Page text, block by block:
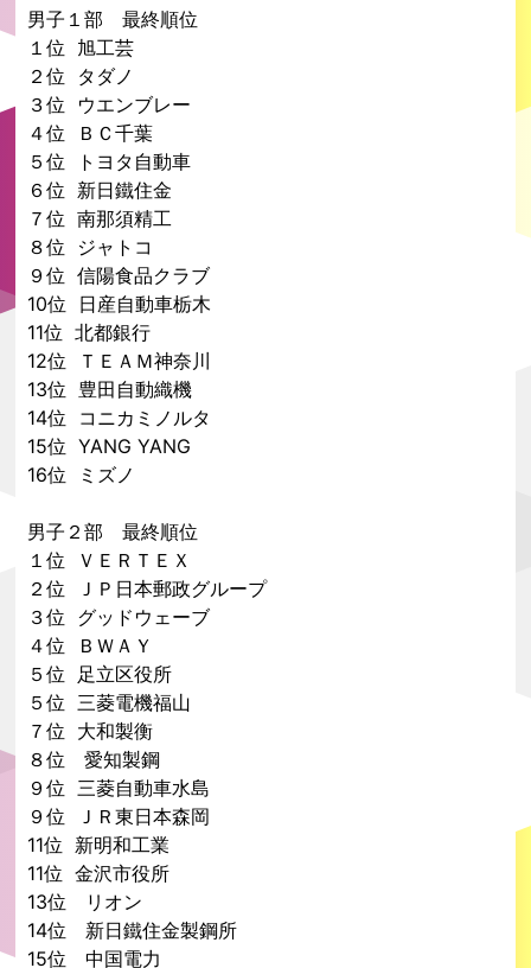
男子１部 最終順位
１位 旭工芸
２位 タダノ
３位 ウエンブレー
４位 ＢＣ千葉
５位 トヨタ自動車
６位 新日鐵住金
７位 南那須精工
８位 ジャトコ
９位 信陽食品クラブ
10位 日産自動車栃木
11位 北都銀行
12位 ＴＥＡＭ神奈川
13位 豊田自動織機
14位 コニカミノルタ
15位 YANG YANG
16位 ミズノ
男子２部 最終順位
１位 ＶＥＲＴＥＸ
２位 ＪＰ日本郵政グループ
３位 グッドウェーブ
４位 ＢＷＡＹ
５位 足立区役所
５位 三菱電機福山
７位 大和製衡
８位 愛知製鋼
９位 三菱自動車水島
９位 ＪＲ東日本森岡
11位 新明和工業
11位 金沢市役所
13位 リオン
14位 新日鐵住金製鋼所
15位 中国電力